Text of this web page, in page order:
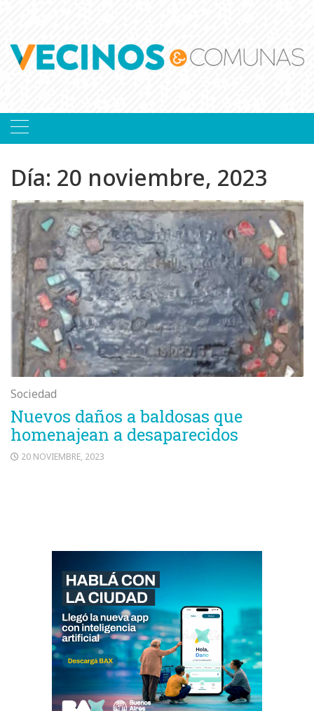
Día: 20 noviembre, 2023
Sociedad
Nuevos daños a baldosas que
homenajean a desaparecidos
20 NOVIEMBRE, 2023